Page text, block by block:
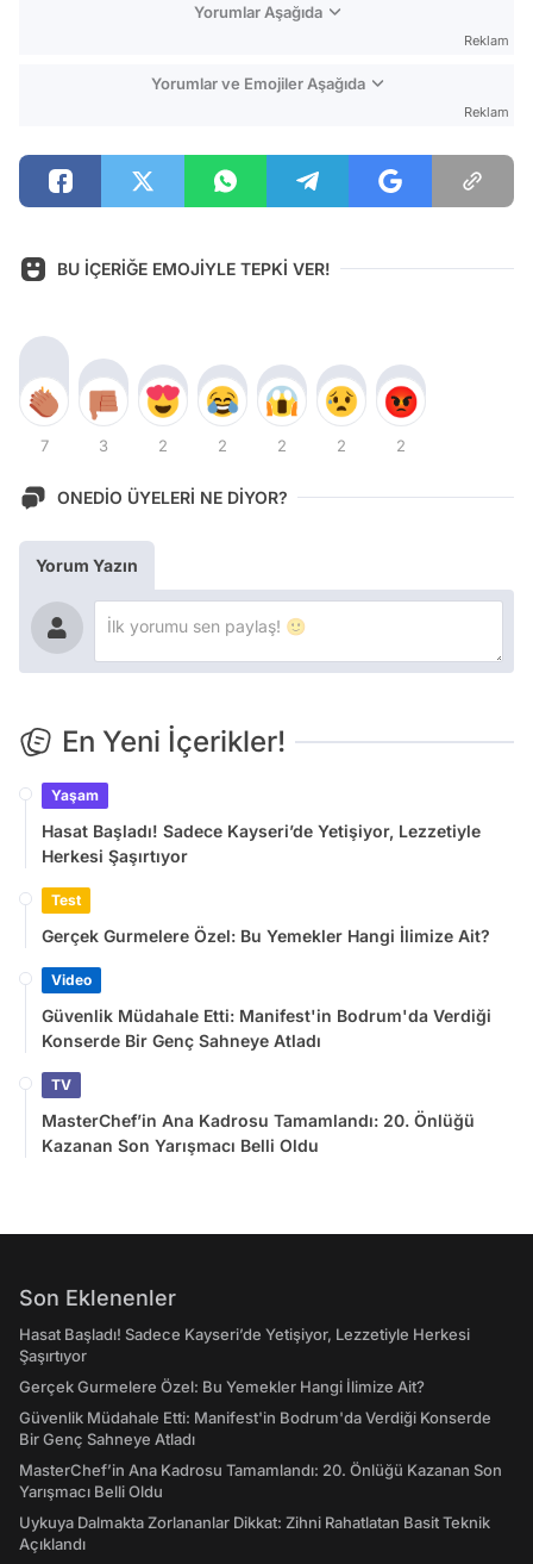
Yorumlar Aşağıda
Reklam
Yorumlar ve Emojiler Aşağıda
Reklam
BU İÇERİĞE EMOJİYLE TEPKİ VER!
7 3 2 2 2 2 2
ONEDİO ÜYELERİ NE DİYOR?
Yorum Yazın
En Yeni İçerikler!
Yaşam
Hasat Başladı! Sadece Kayseri’de Yetişiyor, Lezzetiyle
Herkesi Şaşırtıyor
Test
Gerçek Gurmelere Özel: Bu Yemekler Hangi İlimize Ait?
Video
Güvenlik Müdahale Etti: Manifest'in Bodrum'da Verdiği
Konserde Bir Genç Sahneye Atladı
TV
MasterChef’in Ana Kadrosu Tamamlandı: 20. Önlüğü
Kazanan Son Yarışmacı Belli Oldu
Son Eklenenler
Hasat Başladı! Sadece Kayseri’de Yetişiyor, Lezzetiyle Herkesi
Şaşırtıyor
Gerçek Gurmelere Özel: Bu Yemekler Hangi İlimize Ait?
Güvenlik Müdahale Etti: Manifest'in Bodrum'da Verdiği Konserde
Bir Genç Sahneye Atladı
MasterChef’in Ana Kadrosu Tamamlandı: 20. Önlüğü Kazanan Son
Yarışmacı Belli Oldu
Uykuya Dalmakta Zorlananlar Dikkat: Zihni Rahatlatan Basit Teknik
Açıklandı